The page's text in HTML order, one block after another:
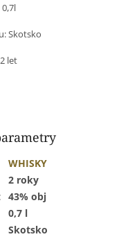
Skotsko
let
WHISKY
2 roky
: 43% obj
0,7 l
Skotsko